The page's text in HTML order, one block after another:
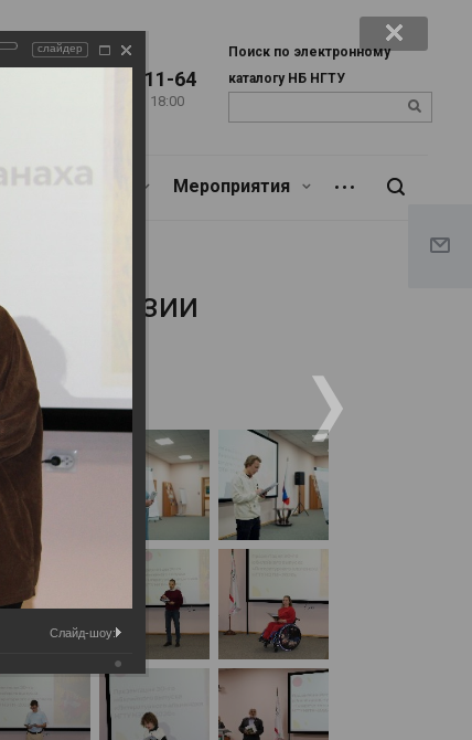
+7 (383) 346-11-64
Пн. – Пт.: с 9:00 до 18:00
Поиск по электронному
каталогу НБ НГТУ
Мероприятия
День поэзии
поэзии
слайдер
Слайд-шоу: